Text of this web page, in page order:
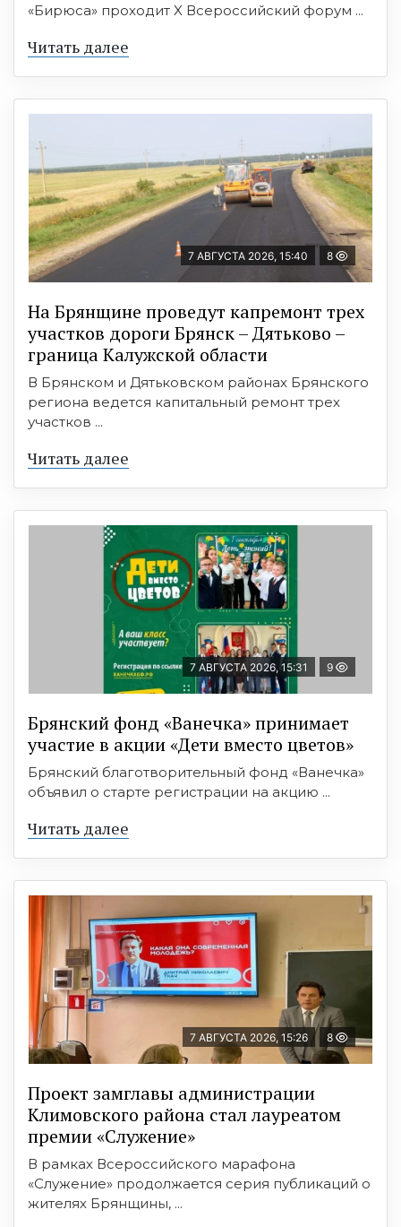
«Бирюса» проходит X Всероссийский форум ...
Читать далее
7 АВГУСТА 2026, 15:40 8
На Брянщине проведут капремонт трех
участков дороги Брянск – Дятьково –
граница Калужской области
В Брянском и Дятьковском районах Брянского
региона ведется капитальный ремонт трех
участков ...
Читать далее
7 АВГУСТА 2026, 15:31 9
Брянский фонд «Ванечка» принимает
участие в акции «Дети вместо цветов»
Брянский благотворительный фонд «Ванечка»
объявил о старте регистрации на акцию ...
Читать далее
7 АВГУСТА 2026, 15:26 8
Проект замглавы администрации
Климовского района стал лауреатом
премии «Служение»
В рамках Всероссийского марафона
«Служение» продолжается серия публикаций о
жителях Брянщины, ...